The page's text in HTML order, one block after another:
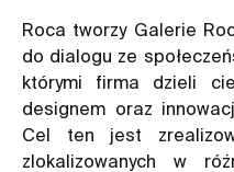
Roca tworzy Galerie
do dialogu ze
którymi firma dzieli
designem oraz
Cel ten jest
zlokalizowanych w